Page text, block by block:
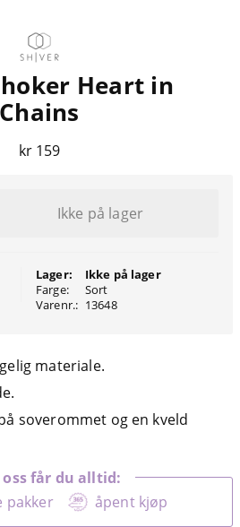
Heart in
Chains
kr 159
Ikke på lager
Lager:
Farge:
Varenr.:
Ikke på lager
Sort
13648
materiale.
soverommet og en kveld
pakker åpent kjøp
oss får du alltid: